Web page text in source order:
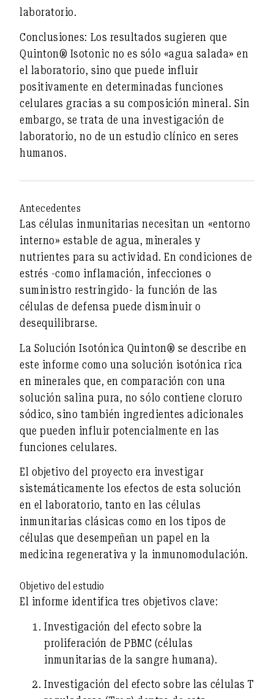
laboratorio.
Conclusiones: Los resultados sugieren que
Quinton® Isotonic no es sólo «agua salada» en
el laboratorio, sino que puede influir
positivamente en determinadas funciones
celulares gracias a su composición mineral. Sin
embargo, se trata de una investigación de
laboratorio, no de un estudio clínico en seres
humanos.
Antecedentes
Las células inmunitarias necesitan un «entorno
interno» estable de agua, minerales y
nutrientes para su actividad. En condiciones de
estrés -como inflamación, infecciones o
suministro restringido- la función de las
células de defensa puede disminuir o
desequilibrarse.
La Solución Isotónica Quinton® se describe en
este informe como una solución isotónica rica
en minerales que, en comparación con una
solución salina pura, no sólo contiene cloruro
sódico, sino también ingredientes adicionales
que pueden influir potencialmente en las
funciones celulares.
El objetivo del proyecto era investigar
sistemáticamente los efectos de esta solución
en el laboratorio, tanto en las células
inmunitarias clásicas como en los tipos de
células que desempeñan un papel en la
medicina regenerativa y la inmunomodulación.
Objetivo del estudio
El informe identifica tres objetivos clave:
Investigación del efecto sobre la
proliferación de PBMC (células
inmunitarias de la sangre humana).
Investigación del efecto sobre las células T